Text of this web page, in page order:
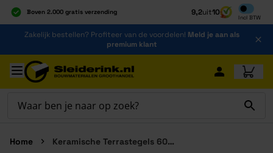
Boven 2.000 gratis verzending
Al 40 jaar dé specialist
Alles onder één dak
9,2uit10
Incl BTW
Inclusief
Ga naar de inhoud
Zakelijk bestellen? Profiteer van de voordelen! Meld je aan als
premium klant
Ga naar hoofdinhoud
Home Keramische Terrastegels 60x60